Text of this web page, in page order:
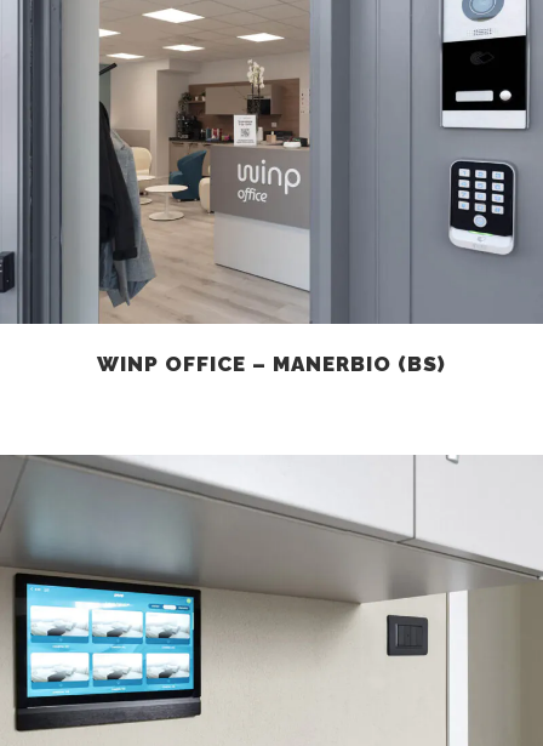
WINP OFFICE – MANERBIO (BS)